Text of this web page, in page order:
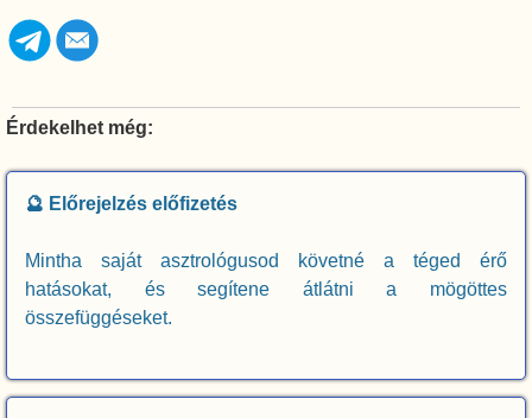
Érdekelhet még:
🔮 Előrejelzés előfizetés
Mintha saját asztrológusod követné a téged érő
hatásokat, és segítene átlátni a mögöttes
összefüggéseket.